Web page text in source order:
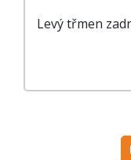
Levý třmen